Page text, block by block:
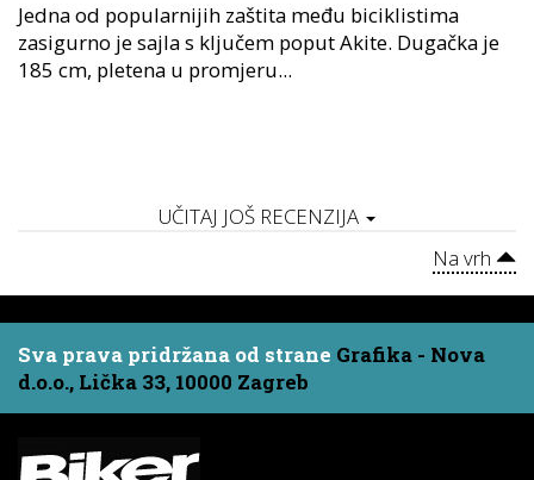
Jedna od popularnijih zaštita među biciklistima
zasigurno je sajla s ključem poput Akite. Dugačka je
185 cm, pletena u promjeru...
UČITAJ JOŠ RECENZIJA
Na vrh
Sva prava pridržana od strane Grafika - Nova
d.o.o., Lička 33, 10000 Zagreb